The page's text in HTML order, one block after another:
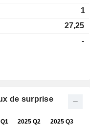
1
27,25
-
de surprise